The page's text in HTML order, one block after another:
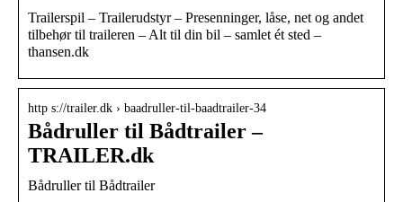
Trailerspil – Trailerudstyr – Presenninger, låse, net og andet
tilbehør til traileren – Alt til din bil – samlet ét sted –
thansen.dk
http s://trailer.dk › baadruller-til-baadtrailer-34
Bådruller til Bådtrailer –
TRAILER.dk
Bådruller til Bådtrailer